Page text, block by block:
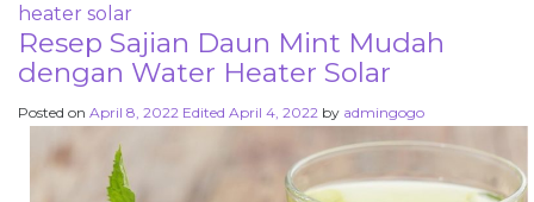
heater solar
Resep Sajian Daun Mint Mudah
dengan Water Heater Solar
Posted on April 8, 2022 Edited April 4, 2022 by admingogo